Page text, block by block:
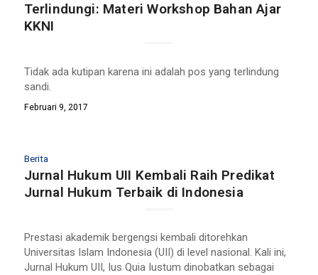
Terlindungi: Materi Workshop Bahan Ajar
KKNI
Tidak ada kutipan karena ini adalah pos yang terlindung
sandi.
Februari 9, 2017
Berita
Jurnal Hukum UII Kembali Raih Predikat
Jurnal Hukum Terbaik di Indonesia
Prestasi akademik bergengsi kembali ditorehkan
Universitas Islam Indonesia (UII) di level nasional. Kali ini,
Jurnal Hukum UII, Ius Quia Iustum dinobatkan sebagai